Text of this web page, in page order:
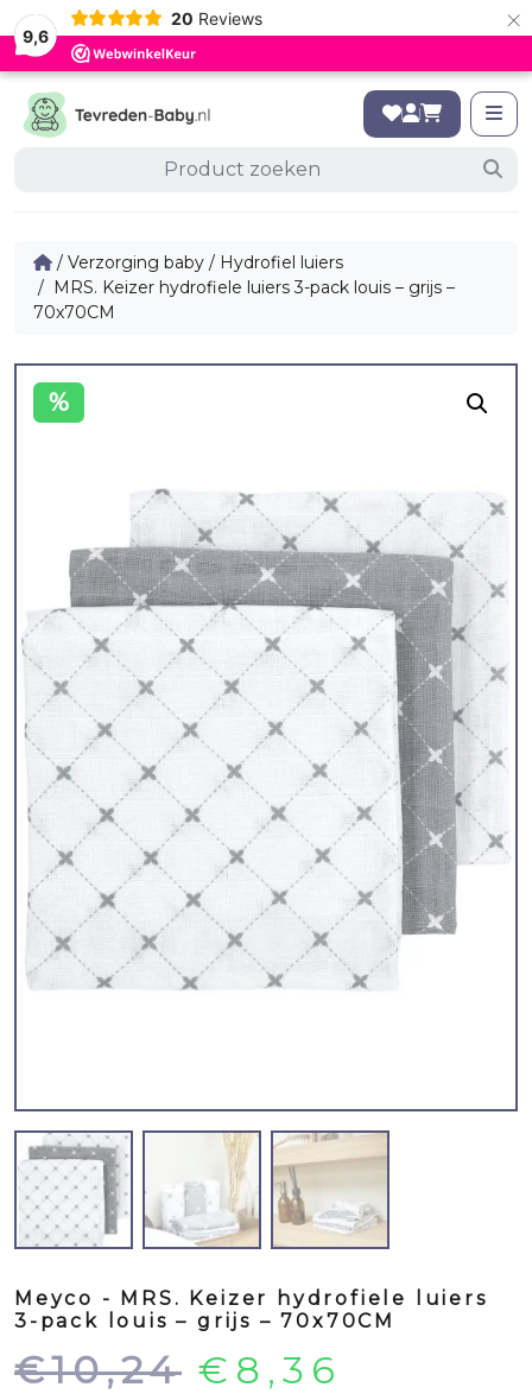
9,6
20 Reviews ×
/ Verzorging baby/ Hydrofiel luiers
/ MRS. Keizer hydrofiele luiers 3-pack louis – grijs –
70x70CM
%
Meyco - MRS. Keizer hydrofiele luiers
3-pack louis – grijs – 70x70CM
€10,24 € 8,36